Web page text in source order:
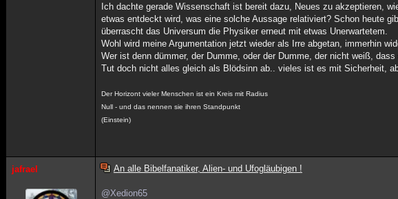
Ich dachte gerade Wissenschaft ist bereit dazu, Neues zu akzeptieren,
etwas entdeckt wird, was eine solche Aussage relativiert? Schon heute
überrascht das Universum die Physiker erneut mit etwas Unerwartetem.
Wohl wird meine Argumentation jetzt wieder als Irre abgetan, immerhin
Wer ist denn dümmer, der Dumme, oder der Dumme, der nicht weiß,
Tut doch nicht alles gleich als Blödsinn ab.. vieles ist es mit Sicherheit,
Der Horizont vieler Menschen ist ein Kreis mit Radius
Null - und das nennen sie ihren Standpunkt
(Einstein)
jafrael An alle Bibelfanatiker, Alien- und Ufogläubigen !
@Xedion65